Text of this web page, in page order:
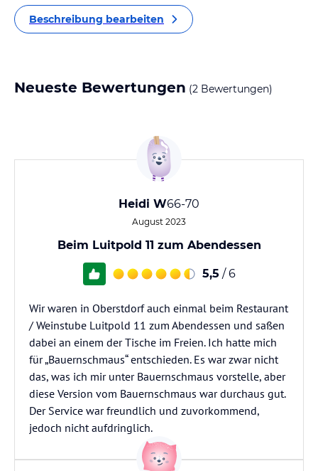
Beschreibung bearbeiten
Neueste Bewertungen (2 Bewertungen)
Heidi W66-70
August 2023
Beim Luitpold 11 zum Abendessen
5,5 / 6
Wir waren in Oberstdorf auch einmal beim Restaurant
/ Weinstube Luitpold 11 zum Abendessen und saßen
dabei an einem der Tische im Freien. Ich hatte mich
für „Bauernschmaus“ entschieden. Es war zwar nicht
das, was ich mir unter Bauernschmaus vorstelle, aber
diese Version vom Bauernschmaus war durchaus gut.
Der Service war freundlich und zuvorkommend,
jedoch nicht aufdringlich.